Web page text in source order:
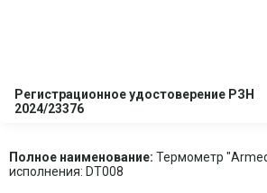
Регистрационное удостоверение РЗН
2024/23376
Полное наименование: Термометр
исполнения: DT008